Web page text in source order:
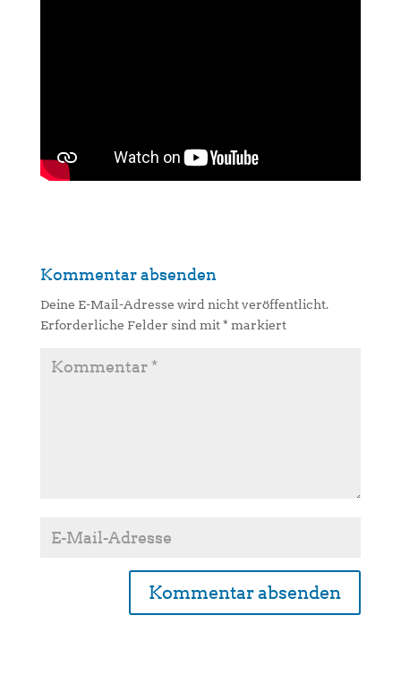
Kommentar absenden
Deine E-Mail-Adresse wird nicht veröffentlicht.
Erforderliche Felder sind mit* markiert